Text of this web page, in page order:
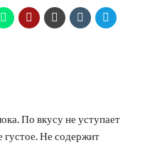
По вкусу не уступает
густое. Не содержит